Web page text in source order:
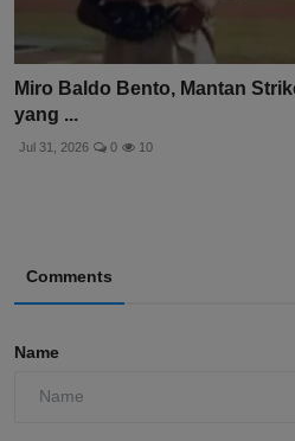
Miro Baldo Bento, Mantan
yang ...
Jul 31, 2026 0 10
Comments
Name